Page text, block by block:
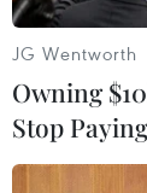
JG Wentworth
Owning
Stop